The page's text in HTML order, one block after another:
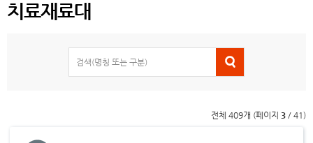
치료재료대
검색(명칭 또는 구분)
전체 409개 (페이지 3 / 41)